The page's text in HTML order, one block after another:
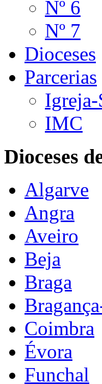
Nº 6
Nº 7
Dioceses
Parcerias
Igreja-
IMC
Dioceses
Algarve
Angra
Aveiro
Beja
Braga
Coimbra
Évora
Funchal